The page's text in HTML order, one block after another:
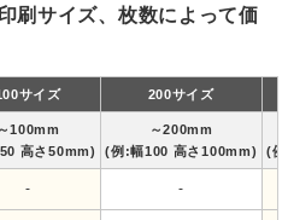
刷サイズ、枚数によって価
サイズ 200サイズ
～100mm
高さ50mm)
～200mm
(例:幅100 高さ100mm)
(
- -